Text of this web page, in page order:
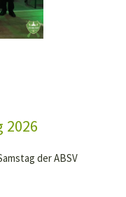
der ABSV